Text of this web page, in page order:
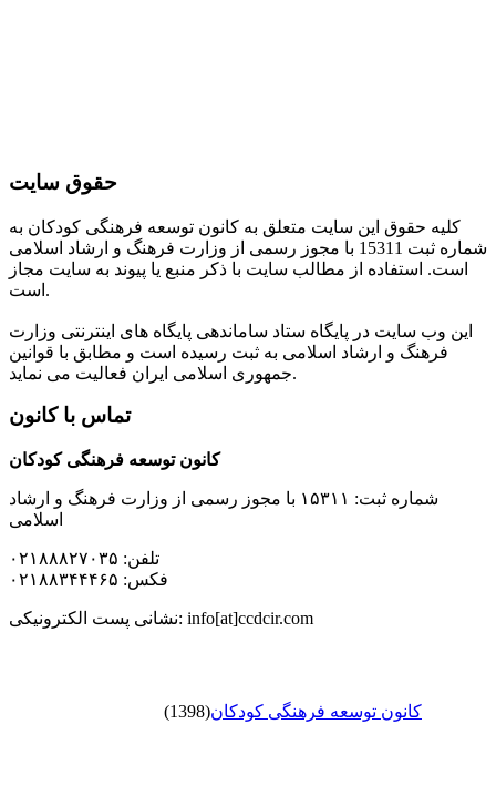
حقوق سایت
کلیه حقوق این سایت متعلق به کانون توسعه فرهنگی کودکان به
شماره ثبت 15311 با مجوز رسمی از وزارت فرهنگ و ارشاد اسلامی
است. استفاده از مطالب سایت با ذکر منبع یا پیوند به سایت مجاز
است.
این وب سایت در پایگاه ستاد ساماندهی پایگاه های اینترنتی وزارت
فرهنگ و ارشاد اسلامی به ثبت رسیده است و مطابق با قوانین
جمهوری اسلامی ایران فعالیت می نماید.
تماس با کانون
کانون توسعه فرهنگی کودکان
شماره ثبت: ۱۵۳۱۱ با مجوز رسمی از وزارت فرهنگ و ارشاد
اسلامی
تلفن: ۰۲۱۸۸۸۲۷۰۳۵
فکس: ۰۲۱۸۸۳۴۴۴۶۵
نشانی پست الکترونیکی: info[at]ccdcir.com
کانون توسعه فرهنگی کودکان(1398)